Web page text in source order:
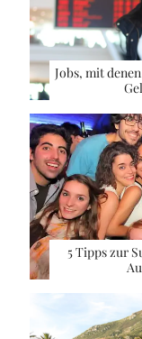
Jobs, mit
5 Tipps zur